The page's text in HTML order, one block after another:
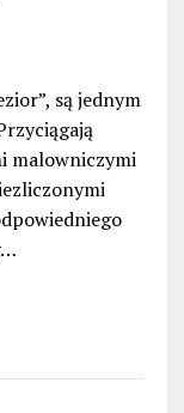
są jednym
malowniczymi